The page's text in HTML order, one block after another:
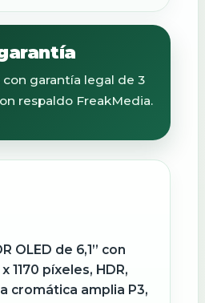
garantía legal de 3
respaldo FreakMedia.
OLED de 6,1” con
1170 píxeles, HDR,
cromática amplia P3,